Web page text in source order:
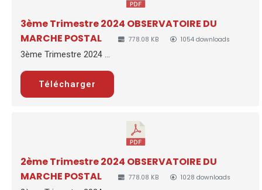
3ème Trimestre 2024 OBSERVATOIRE DU
MARCHE POSTAL
778.08 KB 1054 downloads
3ème Trimestre 2024 ...
Télécharger
2ème Trimestre 2024 OBSERVATOIRE DU
MARCHE POSTAL
778.08 KB 1028 downloads